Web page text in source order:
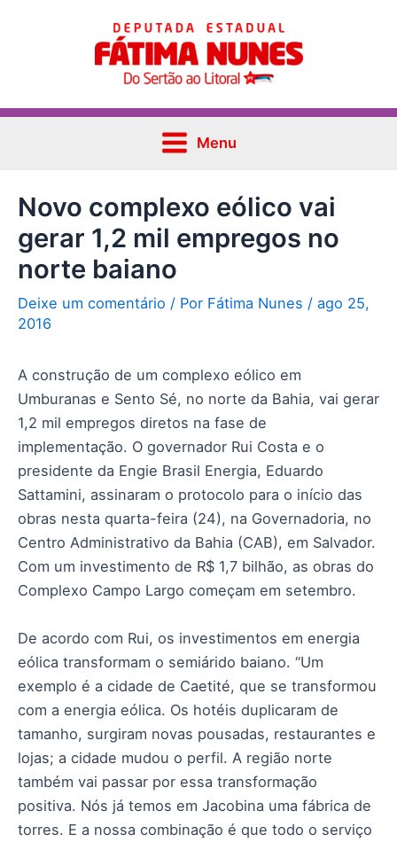
Main
Menu
Menu
Novo complexo eólico vai
gerar 1,2 mil empregos no
norte baiano
Deixe um comentário / Por Fátima Nunes / ago 25,
2016
A construção de um complexo eólico em
Umburanas e Sento Sé, no norte da Bahia, vai gerar
1,2 mil empregos diretos na fase de
implementação. O governador Rui Costa e o
presidente da Engie Brasil Energia, Eduardo
Sattamini, assinaram o protocolo para o início das
obras nesta quarta-feira (24), na Governadoria, no
Centro Administrativo da Bahia (CAB), em Salvador.
Com um investimento de R$ 1,7 bilhão, as obras do
Complexo Campo Largo começam em setembro.
De acordo com Rui, os investimentos em energia
eólica transformam o semiárido baiano. “Um
exemplo é a cidade de Caetité, que se transformou
com a energia eólica. Os hotéis duplicaram de
tamanho, surgiram novas pousadas, restaurantes e
lojas; a cidade mudou o perfil. A região norte
também vai passar por essa transformação
positiva. Nós já temos em Jacobina uma fábrica de
torres. E a nossa combinação é que todo o serviço